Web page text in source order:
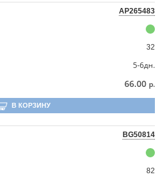
AP265483
32
5-6дн.
66.00 р.
В КОРЗИНУ
BG50814
82